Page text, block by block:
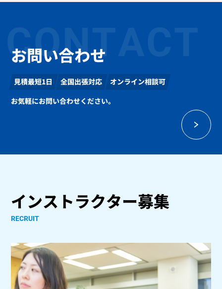
お問い合わせ
CONTACT
見積最短1日 全国出張対応
オンライン相談可
お気軽にお問い合わせください。
インストラクター募集
RECRUIT